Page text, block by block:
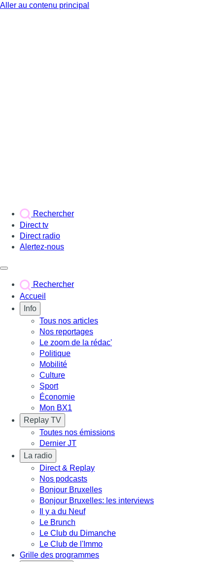
Aller au contenu principal
Rechercher
Direct tv
Direct radio
Alertez-nous
Rechercher
Accueil
Info
Tous nos articles
Nos reportages
Le zoom de la rédac'
Politique
Mobilité
Culture
Sport
Économie
Mon BX1
Replay TV
Toutes nos émissions
Dernier JT
La radio
Direct & Replay
Nos podcasts
Bonjour Bruxelles
Bonjour Bruxelles: les interviews
Il y a du Neuf
Le Brunch
Le Club du Dimanche
Le Club de l'Immo
Grille des programmes